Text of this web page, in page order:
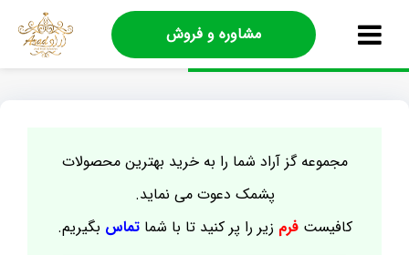
مشاوره و فروش
مجموعه گز آراد شما را به خرید بهترین محصولات
پشمک دعوت می نماید.
کافیستفرم زیر را پر کنید تا با شماتماس بگیریم.